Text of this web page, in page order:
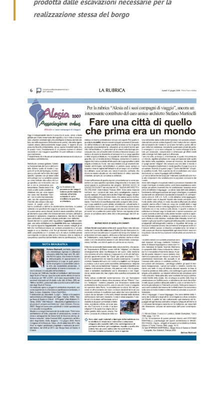
realizzazione stessa del borgo